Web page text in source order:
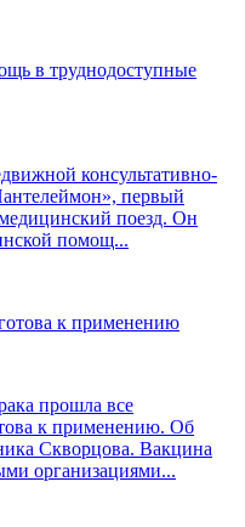
в труднодоступные
консультативно-
первый
поезд. Он
помощ...
к применению
прошла все
к применению. Об
Скворцова. Вакцина
организациями...